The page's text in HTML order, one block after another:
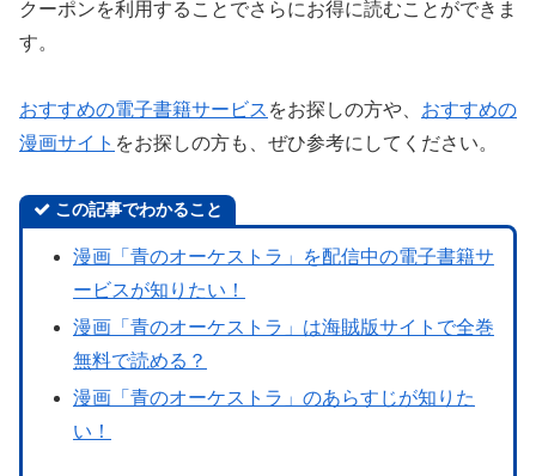
クーポンを利用することでさらにお得に読むことができま
す。
おすすめの電子書籍サービス をお探しの方や、 おすすめの
漫画サイト をお探しの方も、ぜひ参考にしてください。
この記事でわかること
漫画「青のオーケストラ」を配信中の電子書籍サ
ービスが知りたい！
漫画「青のオーケストラ」は海賊版サイトで全巻
無料で読める？
漫画「青のオーケストラ」のあらすじが知りた
い！